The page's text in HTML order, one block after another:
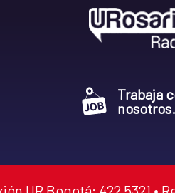
Trabaja
nosotros.